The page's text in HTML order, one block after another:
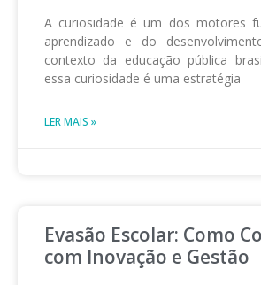
A curiosidade é um dos motores
aprendizado e do
contexto da educação pública
essa curiosidade é uma estratégia
LER MAIS »
Evasão Escolar: Como
com Inovação e Gestão